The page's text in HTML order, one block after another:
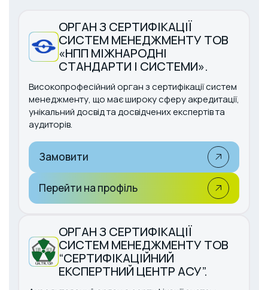
ОРГАН З СЕРТИФІКАЦІЇ
СИСТЕМ МЕНЕДЖМЕНТУ ТОВ
«НПП МІЖНАРОДНІ
СТАНДАРТИ І СИСТЕМИ».
Високопрофесійний орган з сертифікації систем
менеджменту, що має широку сферу акредитації,
унікальний досвід та досвідчених експертів та
аудиторів.
Замовити
Перейти на профіль
ОРГАН З СЕРТИФІКАЦІЇ
СИСТЕМ МЕНЕДЖМЕНТУ ТОВ
“СЕРТИФІКАЦІЙНИЙ
ЕКСПЕРТНИЙ ЦЕНТР АСУ”.